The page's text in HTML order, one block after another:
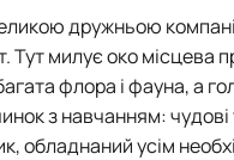
дружньою
Тут милує око місцева
флора і фауна, а
з навчанням:
обладнаний усім